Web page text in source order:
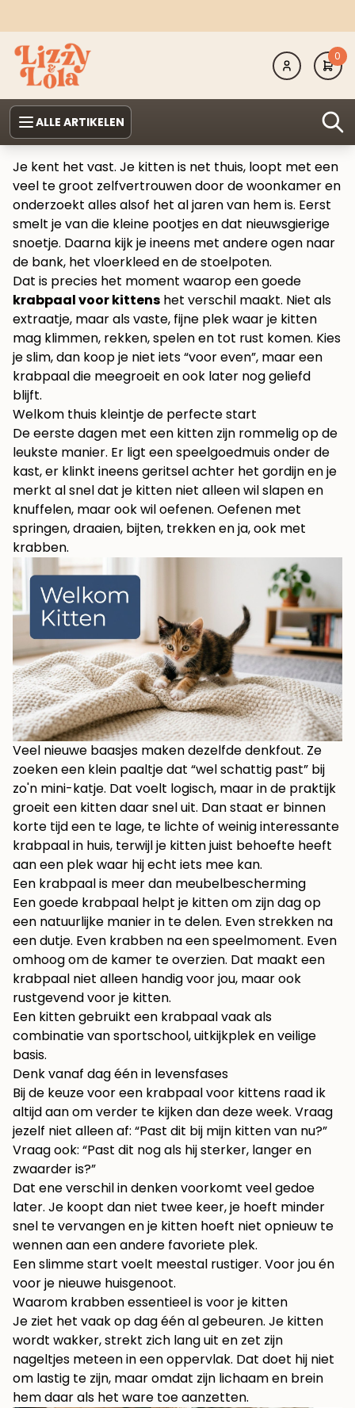
0
ALLE ARTIKELEN
Je kent het vast. Je kitten is net thuis, loopt met een
veel te groot zelfvertrouwen door de woonkamer en
onderzoekt alles alsof het al jaren van hem is. Eerst
smelt je van die kleine pootjes en dat nieuwsgierige
snoetje. Daarna kijk je ineens met andere ogen naar
de bank, het vloerkleed en de stoelpoten.
Dat is precies het moment waarop een goede
krabpaal voor kittens het verschil maakt. Niet als
extraatje, maar als vaste, fijne plek waar je kitten
mag klimmen, rekken, spelen en tot rust komen. Kies
je slim, dan koop je niet iets “voor even”, maar een
krabpaal die meegroeit en ook later nog geliefd
blijft.
Welkom thuis kleintje de perfecte start
De eerste dagen met een kitten zijn rommelig op de
leukste manier. Er ligt een speelgoedmuis onder de
kast, er klinkt ineens geritsel achter het gordijn en je
merkt al snel dat je kitten niet alleen wil slapen en
knuffelen, maar ook wil oefenen. Oefenen met
springen, draaien, bijten, trekken en ja, ook met
krabben.
Veel nieuwe baasjes maken dezelfde denkfout. Ze
zoeken een klein paaltje dat “wel schattig past” bij
zo'n mini-katje. Dat voelt logisch, maar in de praktijk
groeit een kitten daar snel uit. Dan staat er binnen
korte tijd een te lage, te lichte of weinig interessante
krabpaal in huis, terwijl je kitten juist behoefte heeft
aan een plek waar hij echt iets mee kan.
Een krabpaal is meer dan meubelbescherming
Een goede krabpaal helpt je kitten om zijn dag op
een natuurlijke manier in te delen. Even strekken na
een dutje. Even krabben na een speelmoment. Even
omhoog om de kamer te overzien. Dat maakt een
krabpaal niet alleen handig voor jou, maar ook
rustgevend voor je kitten.
Een kitten gebruikt een krabpaal vaak als
combinatie van sportschool, uitkijkplek en veilige
basis.
Denk vanaf dag één in levensfases
Bij de keuze voor een krabpaal voor kittens raad ik
altijd aan om verder te kijken dan deze week. Vraag
jezelf niet alleen af: “Past dit bij mijn kitten van nu?”
Vraag ook: “Past dit nog als hij sterker, langer en
zwaarder is?”
Dat ene verschil in denken voorkomt veel gedoe
later. Je koopt dan niet twee keer, je hoeft minder
snel te vervangen en je kitten hoeft niet opnieuw te
wennen aan een andere favoriete plek.
Een slimme start voelt meestal rustiger. Voor jou én
voor je nieuwe huisgenoot.
Waarom krabben essentieel is voor je kitten
Je ziet het vaak op dag één al gebeuren. Je kitten
wordt wakker, strekt zich lang uit en zet zijn
nageltjes meteen in een oppervlak. Dat doet hij niet
om lastig te zijn, maar omdat zijn lichaam en brein
hem daar als het ware toe aanzetten.